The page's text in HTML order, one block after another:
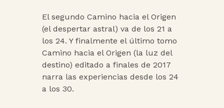
El segundo Camino hacia el Origen
(el despertar astral) va de los 21 a
los 24. Y finalmente el último tomo
Camino hacia el Origen (la luz del
destino) editado a finales de 2017
narra las experiencias desde los 24
a los 30.